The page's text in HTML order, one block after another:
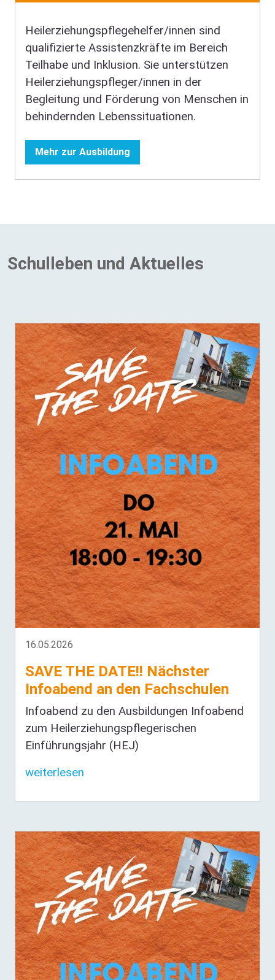
Heilerziehungspflegehelfer/innen sind
qualifizierte Assistenzkräfte im Bereich
Teilhabe und Inklusion. Sie unterstützen
Heilerziehungspfleger/innen in der
Begleitung und Förderung von Menschen in
behindernden Lebenssituationen.
Mehr zur Ausbildung
Schulleben und Aktuelles
16.05.2026
SAVE THE DATE!! Nächster
Infoabend an den Fachschulen
Infoabend zu den Ausbildungen Infoabend
zum Heilerziehungspflegerischen
Einführungsjahr (HEJ)
weiterlesen